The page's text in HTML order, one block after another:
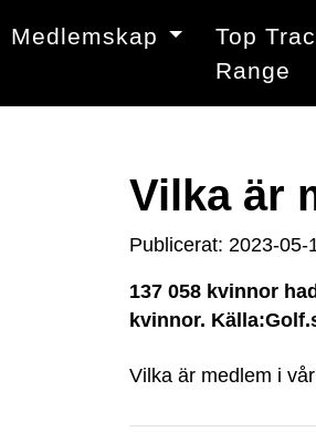
Medlemskap
Top
Range
Vilka är
Publicerat: 2023-05-
137 058 kvinnor
kvinnor.
Vilka är medlem i